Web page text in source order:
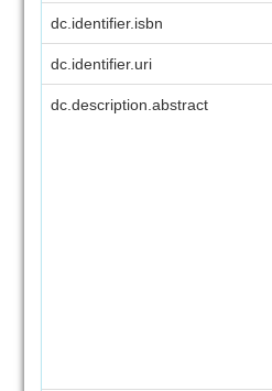
dc.identifier.isbn
dc.identifier.uri
dc.description.abstract